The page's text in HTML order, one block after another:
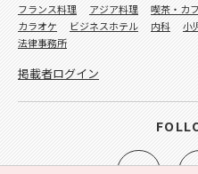
フランス料理
アジア料理 喫茶・カ
カラオケ
ビジネスホテル 内科 小
法律事務所
掲載者ログイン